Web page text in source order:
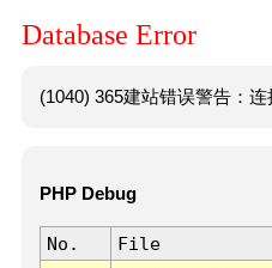
Database Error
(1040) 365建站错误警告：
PHP Debug
No. File